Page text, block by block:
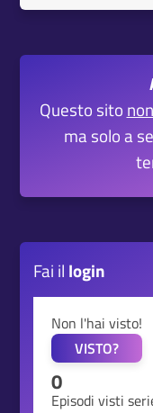
Questo sito
ma solo a
Fai il login
Non l'hai visto!
VISTO?
0
Episodi visti